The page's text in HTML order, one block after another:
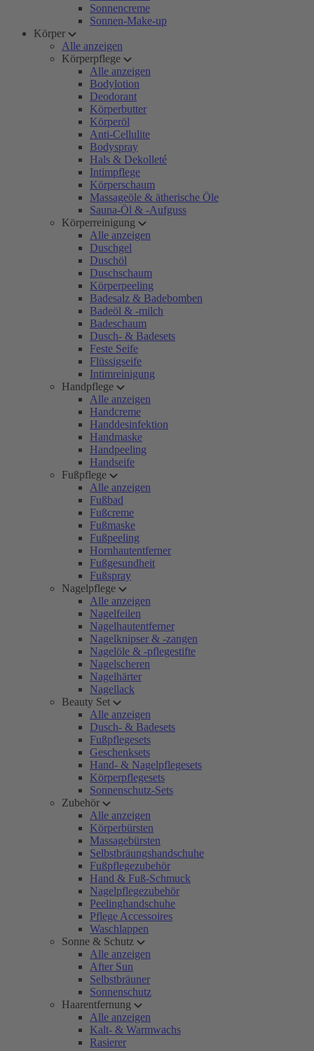
Sonnencreme
Sonnen-Make-up
Körper
Alle anzeigen
Körperpflege
Alle anzeigen
Bodylotion
Deodorant
Körperbutter
Körperöl
Anti-Cellulite
Bodyspray
Hals & Dekolleté
Intimpflege
Körperschaum
Massageöle & ätherische Öle
Sauna-Öl & -Aufguss
Körperreinigung
Alle anzeigen
Duschgel
Duschöl
Duschschaum
Körperpeeling
Badesalz & Badebomben
Badeöl & -milch
Badeschaum
Dusch- & Badesets
Feste Seife
Flüssigseife
Intimreinigung
Handpflege
Alle anzeigen
Handcreme
Handdesinfektion
Handmaske
Handpeeling
Handseife
Fußpflege
Alle anzeigen
Fußbad
Fußcreme
Fußmaske
Fußpeeling
Hornhautentferner
Fußgesundheit
Fußspray
Nagelpflege
Alle anzeigen
Nagelfeilen
Nagelhautentferner
Nagelknipser & -zangen
Nagelöle & -pflegestifte
Nagelscheren
Nagelhärter
Nagellack
Beauty Set
Alle anzeigen
Dusch- & Badesets
Fußpflegesets
Geschenksets
Hand- & Nagelpflegesets
Körperpflegesets
Sonnenschutz-Sets
Zubehör
Alle anzeigen
Körperbürsten
Massagebürsten
Selbstbräungshandschuhe
Fußpflegezubehör
Hand & Fuß-Schmuck
Nagelpflegezubehör
Peelinghandschuhe
Pflege Accessoires
Waschlappen
Sonne & Schutz
Alle anzeigen
After Sun
Selbstbräuner
Sonnenschutz
Haarentfernung
Alle anzeigen
Kalt- & Warmwachs
Rasierer